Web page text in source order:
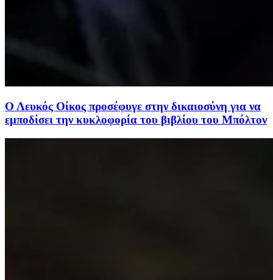
Ο Λευκός Οίκος προσέφυγε στην δικαιοσύνη για να
εμποδίσει την κυκλοφορία του βιβλίου του Μπόλτον